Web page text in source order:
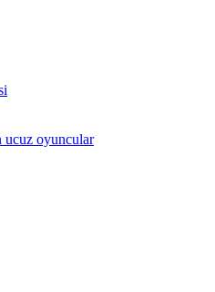
ucuz oyuncular